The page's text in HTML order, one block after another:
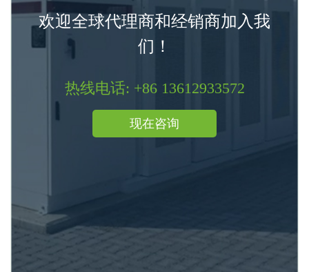
欢迎全球代理商和经销商加入我
们！
热线电话: +86 13612933572
现在咨询